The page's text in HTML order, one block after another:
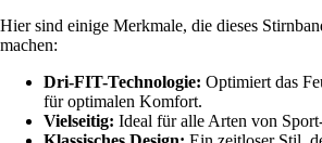
Hier sind einige Merkmale, die dieses
machen:
Dri-FIT-Technologie: Optimiert das
für optimalen Komfort.
Vielseitig: Ideal für alle Arten von